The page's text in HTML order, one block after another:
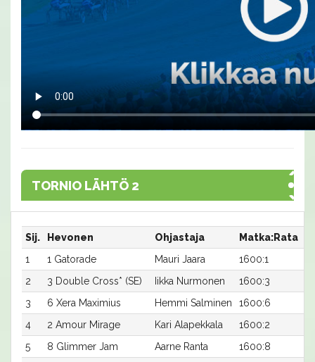
TORNIO LÄHTÖ 2
Sij. Hevonen Ohjastaja Matka:Rata
1
1 Gatorade Mauri Jaara 1600:1
2
3 Double Cross* (SE) Iikka Nurmonen 1600:3
3
6 Xera Maximius Hemmi Salminen 1600:6
4
2 Amour Mirage Kari Alapekkala 1600:2
5
8 Glimmer Jam Aarne Ranta 1600:8